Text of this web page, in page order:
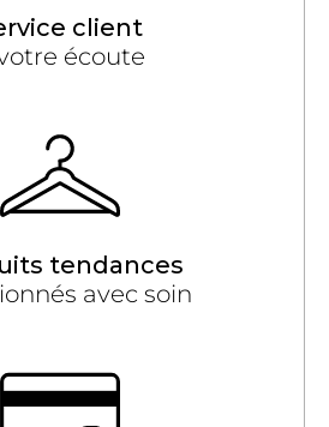
client
écoute
tendances
avec soin